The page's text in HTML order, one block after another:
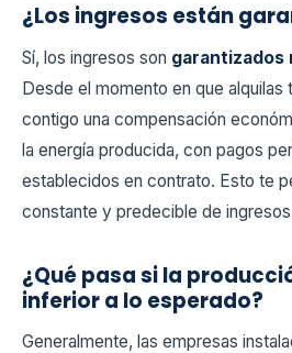
¿Los ingresos están
Sí, los ingresos son
Desde el momento en que alquilas
contigo una compensación
la energía producida, con pagos
establecidos en contrato. Esto te
constante y predecible de
¿Qué pasa si la
inferior a lo esperado?
Generalmente, las empresas